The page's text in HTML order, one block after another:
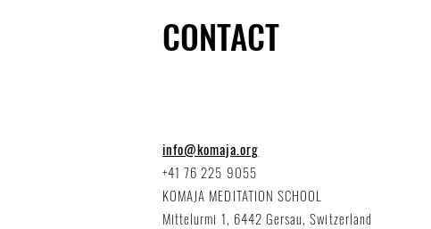
CONTACT
info@komaja.org
+41 76 225 9055
KOMAJA MEDITATION SCHOOL
Mittelurmi 1, 6442 Gersau, Switzerland